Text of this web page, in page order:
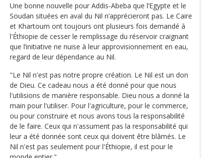
Une bonne nouvelle pour Addis-Abeba que l’Egypte et le
Soudan situées en aval du Nil n’apprécieront pas. Le Caire
et Khartoum ont toujours ont plusieurs fois demandé à
l'Éthiopie de cesser le remplissage du réservoir craignant
que l’initiative ne nuise à leur approvisionnement en eau,
regard de leur dépendance au Nil.
"Le Nil n'est pas notre propre création. Le Nil est un don
de Dieu. Ce cadeau nous a été donné pour que nous
l'utilisions de manière responsable. Dieu nous a donné la
main pour l'utiliser. Pour l'agriculture, pour le commerce,
ou pour construire et nous avons tous la responsabilité
de le faire. Ceux qui n'assument pas la responsabilité qui
leur a été donnée sont ceux qui doivent être blâmés. Le
Nil n'est pas seulement pour l'Éthiopie, il est pour le